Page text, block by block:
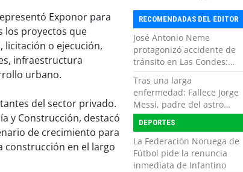
Exponor para
los proyectos que
licitación o ejecución,
infraestructura
urbano.
del sector privado.
y Construcción, destacó
de crecimiento para
construcción en el largo
RECOMENDADAS DEL EDITOR
José Antonio Neme
protagonizó accidente de
tránsito en Las Condes:
Colisionó con un
motociclista
Tras una larga
enfermedad: Fallece Jorge
Messi, padre del astro
argentino
DEPORTES
La Federación Noruega de
Fútbol pide la renuncia
inmediata de Infantino